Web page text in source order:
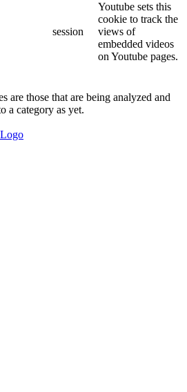
session
Youtube sets this
cookie to track the
views of
embedded videos
on Youtube pages.
are those that are being analyzed and
a category as yet.